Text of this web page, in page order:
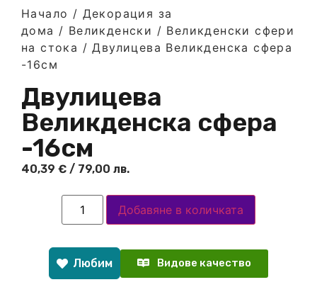
Начало / Декорация за
дома / Великденски / Великденски сфери
на стока / Двулицева Великденска сфера
-16см
Двулицева
Великденска сфера
-16см
40,39 € / 79,00 лв.
Добавяне в количката
Любим Видове качество